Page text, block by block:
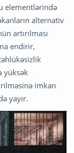
elementlərində
alternativ
artırılması
endirir,
yüksək
imkan
yayır.